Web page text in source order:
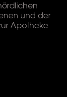
und der
Apotheke